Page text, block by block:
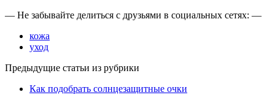
— Не забывайте делиться с друзьями в социальных сетях: —
кожа
уход
Предыдущие статьи из рубрики
Как подобрать солнцезащитные очки